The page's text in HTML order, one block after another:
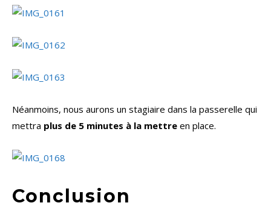
Néanmoins, nous aurons un stagiaire dans la passerelle qui
mettra plus de 5 minutes à la mettre en place.
Conclusion